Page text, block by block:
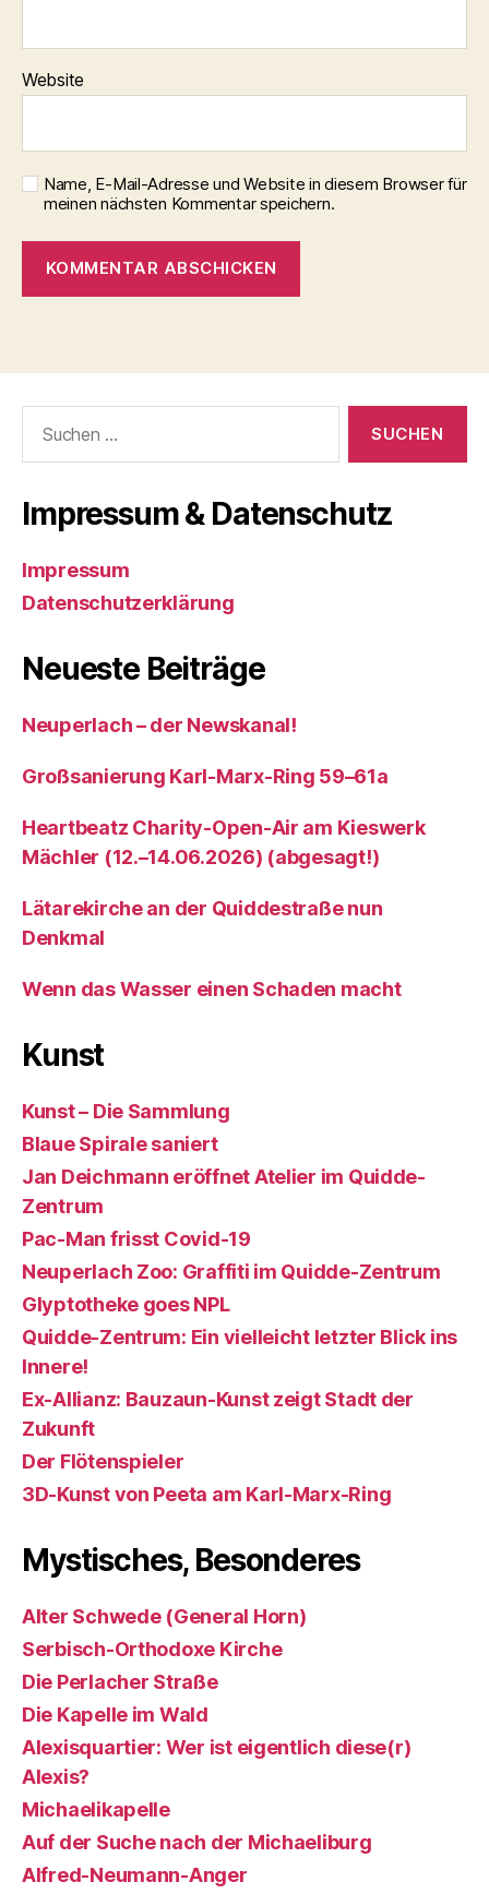
Website
Name, E-Mail-Adresse und Website in diesem Browser für
meinen nächsten Kommentar speichern.
nach:
Impressum & Datenschutz
Impressum
Datenschutzerklärung
Neueste Beiträge
Neuperlach – der Newskanal!
Großsanierung Karl-Marx-Ring 59–61a
Heartbeatz Charity-Open-Air am Kieswerk
Mächler (12.–14.06.2026) (abgesagt!)
Lätarekirche an der Quiddestraße nun
Denkmal
Wenn das Wasser einen Schaden macht
Kunst
Kunst – Die Sammlung
Blaue Spirale saniert
Jan Deichmann eröffnet Atelier im Quidde-
Zentrum
Pac-Man frisst Covid-19
Neuperlach Zoo: Graffiti im Quidde-Zentrum
Glyptotheke goes NPL
Quidde-Zentrum: Ein vielleicht letzter Blick ins
Innere!
Ex-Allianz: Bauzaun-Kunst zeigt Stadt der
Zukunft
Der Flötenspieler
3D-Kunst von Peeta am Karl-Marx-Ring
Mystisches, Besonderes
Alter Schwede (General Horn)
Serbisch-Orthodoxe Kirche
Die Perlacher Straße
Die Kapelle im Wald
Alexisquartier: Wer ist eigentlich diese(r)
Alexis?
Michaelikapelle
Auf der Suche nach der Michaeliburg
Alfred-Neumann-Anger